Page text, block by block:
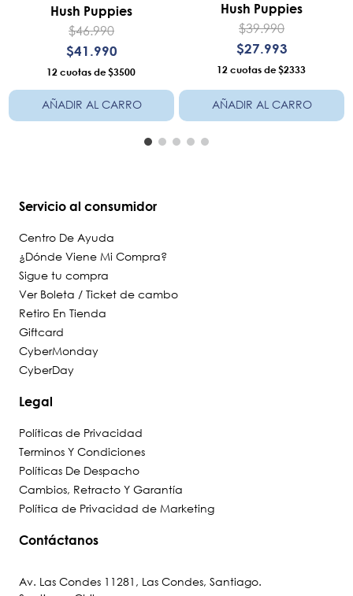
Hush Puppies
$46.990
$41 .990
12 $3500
AÑADIR AL CARRO
Hush Puppies
$39.990
$27.993
12 $2333
AÑADIR AL CARRO
Contáctanos
Av. Las Condes 11281, Las Condes, Santiago.
Servicio al consumidor
Centro De Ayuda
¿Dónde Viene Mi Compra?
Sigue tu compra
Ver Boleta / Ticket de cambo
Retiro En Tienda
Giftcard
CyberMonday
CyberDay
Legal
Políticas de Privacidad
Terminos Y Condiciones
Políticas De Despacho
Cambios, Retracto Y Garantía
Política de Privacidad de Marketing